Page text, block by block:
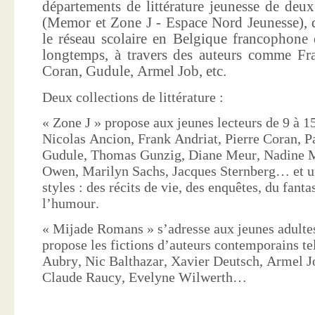
départements de littérature jeunesse de
(Memor et Zone J - Espace Nord
le réseau scolaire en Belgique francophone
longtemps, à travers des auteurs comme
Coran, Gudule, Armel Job, etc.
Deux collections de littérature :
« Zone J » propose aux jeunes lecteurs de 9 à
Nicolas Ancion, Frank Andriat, Pierre Coran,
Gudule, Thomas Gunzig, Diane Meur, Nadine
Owen, Marilyn Sachs, Jacques Sternberg… et
styles : des récits de vie, des enquêtes, du
l’humour.
« Mijade Romans » s’adresse aux jeunes
propose les fictions d’auteurs contemporains
Aubry, Nic Balthazar, Xavier Deutsch, Armel
Claude Raucy, Evelyne Wilwerth…